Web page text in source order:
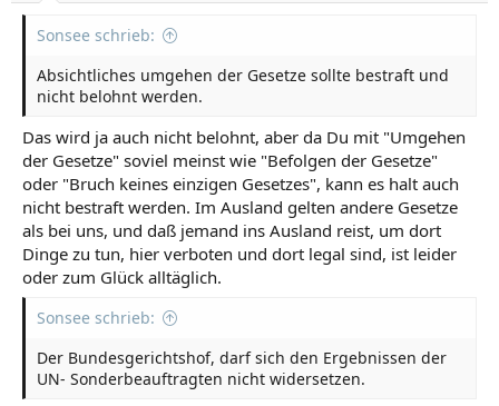
Sonsee schrieb:
Absichtliches umgehen der Gesetze sollte bestraft und
nicht belohnt werden.
Das wird ja auch nicht belohnt, aber da Du mit "Umgehen
der Gesetze" soviel meinst wie "Befolgen der Gesetze"
oder "Bruch keines einzigen Gesetzes", kann es halt auch
nicht bestraft werden. Im Ausland gelten andere Gesetze
als bei uns, und daß jemand ins Ausland reist, um dort
Dinge zu tun, hier verboten und dort legal sind, ist leider
oder zum Glück alltäglich.
Sonsee schrieb:
Der Bundesgerichtshof, darf sich den Ergebnissen der
UN- Sonderbeauftragten nicht widersetzen.